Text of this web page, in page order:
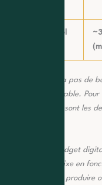
Total mensuel
il n’y a pas de
retour est mesurable.
fiche Google, ce sont les
Un budget
d’affaires. Il se fixe en
votre capacité à produire